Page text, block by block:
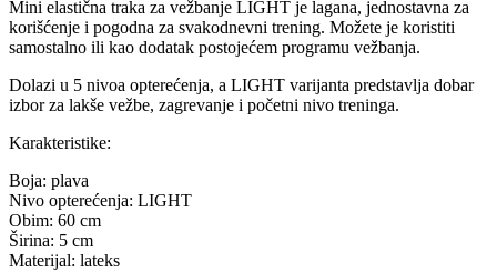
Mini elastična traka za vežbanje LIGHT je lagana, jednostavna za
korišćenje i pogodna za svakodnevni trening. Možete je koristiti
samostalno ili kao dodatak postojećem programu vežbanja.
Dolazi u 5 nivoa opterećenja, a LIGHT varijanta predstavlja dobar
izbor za lakše vežbe, zagrevanje i početni nivo treninga.
Karakteristike:
Boja: plava
Nivo opterećenja: LIGHT
Obim: 60 cm
Širina: 5 cm
Materijal: lateks